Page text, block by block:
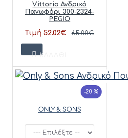
Vittorio Ανδρικό
Πανωφόρι 300-2324-
PEGIO
Τιμή 52.02€ 65.00€
ΚΑΛΆΘΙ
-20 %
ONLY & SONS